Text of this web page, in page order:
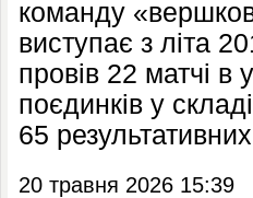
команду
виступає з літа
провів 22 матчі в
поєдинків у
65
20 травня 2026 15:39